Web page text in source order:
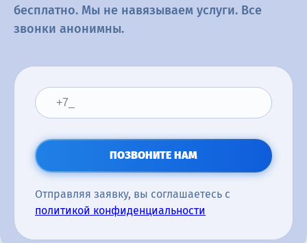
бесплатно. Мы не навязываем услуги. Все
звонки анонимны.
ПОЗВОНИТЕ НАМ
Отправляя заявку, вы соглашаетесь с
политикой конфиденциальности